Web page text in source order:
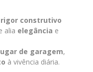
rigor construtivo
alia elegância e
de garagem,
à vivência diária.